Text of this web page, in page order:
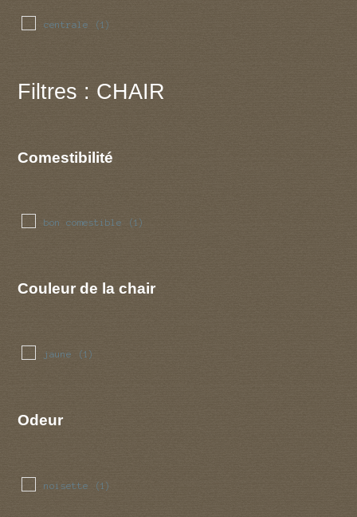
centrale (1)
Filtres : CHAIR
Comestibilité
bon comestible (1)
Couleur de la chair
jaune (1)
Odeur
noisette (1)